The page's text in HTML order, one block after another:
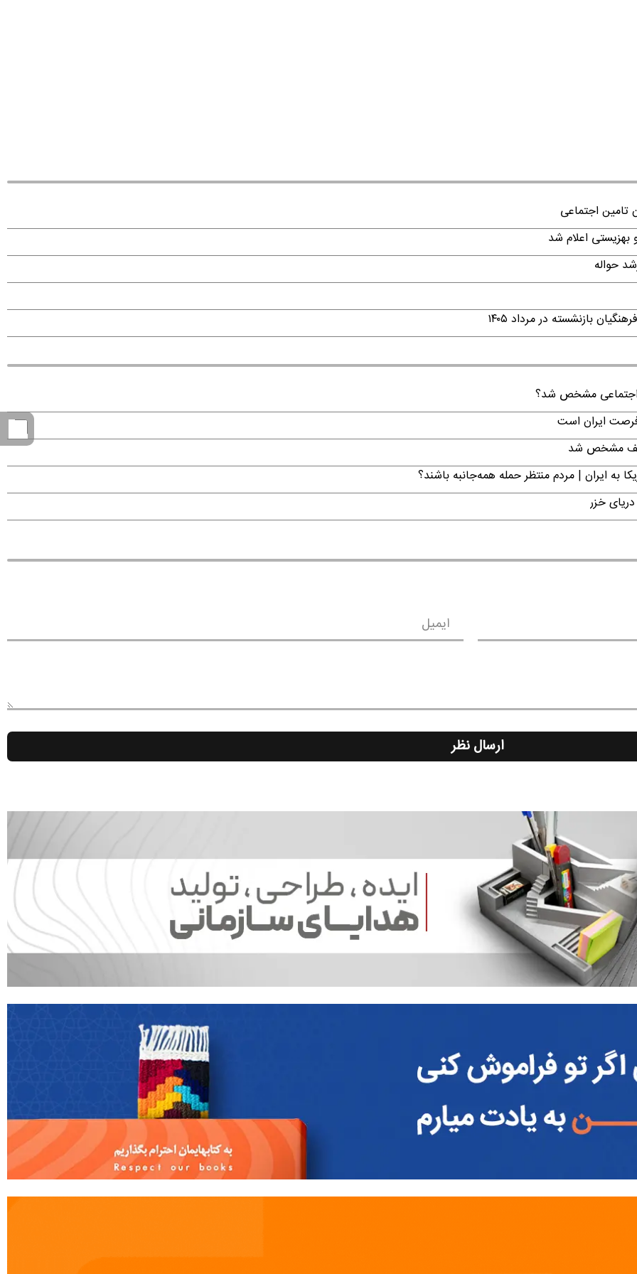
تامین اجتماعی
بازنشسته در مرداد ۱۴۰۵
اجتماعی مشخص شد؟
ایران است
مشخص شد
به ایران | مردم منتظر حمله همه‌جانبه باشند؟
خزر
ایمیل
ارسال نظر